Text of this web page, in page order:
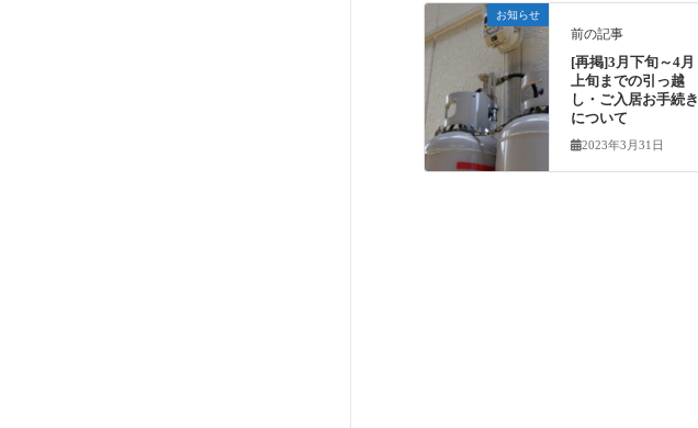
お知らせ
前の記事
[再掲]3月下旬～4月
上旬までの引っ越
し・ご入居お手続き
について
2023年3月31日